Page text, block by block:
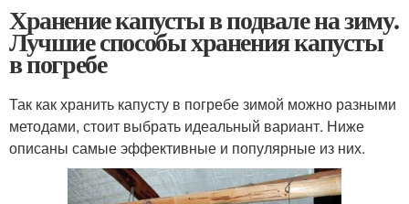
Хранение капусты в подвале на зиму.
Лучшие способы хранения капусты
в погребе
Так как хранить капусту в погребе зимой можно разными
методами, стоит выбрать идеальный вариант. Ниже
описаны самые эффективные и популярные из них.